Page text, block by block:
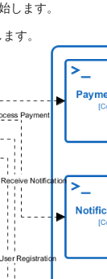
します。
す。